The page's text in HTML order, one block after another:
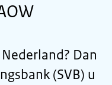
Dan
(SVB) u